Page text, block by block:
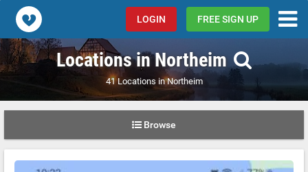
Popcorn.dating LOGIN FREE SIGN UP
Locations in Northeim
41 Locations in Northeim
Browse